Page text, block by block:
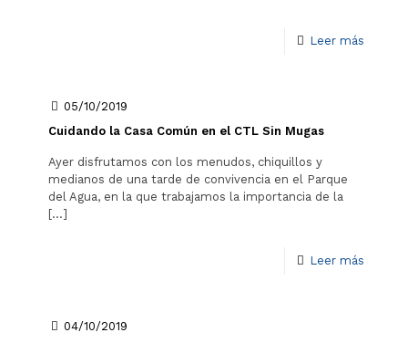
Leer más
05/10/2019
Cuidando la Casa Común en el CTL Sin Mugas
Ayer disfrutamos con los menudos, chiquillos y
medianos de una tarde de convivencia en el Parque
del Agua, en la que trabajamos la importancia de la
[…]
Leer más
04/10/2019